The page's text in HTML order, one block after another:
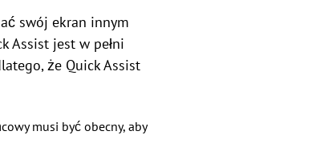
swój ekran innym
Assist jest w pełni
że Quick Assist
musi być obecny, aby